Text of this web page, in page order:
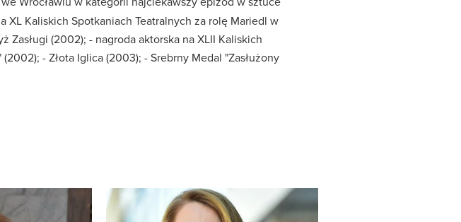
XL Kaliskich Spotkaniach Teatralnych za rolę Mariedl w
(2002); - nagroda aktorska na XLII Kaliskich
- Złota Iglica (2003); - Srebrny Medal "Zasłużony